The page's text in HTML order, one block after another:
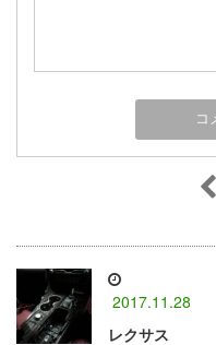
2017.11.28
レクサス